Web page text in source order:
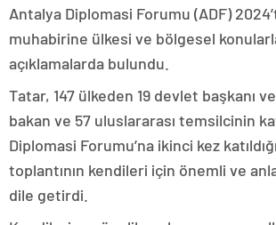
Antalya Diplomasi Forumu (ADF)
muhabirine ülkesi ve bölgesel
açıklamalarda bulundu.
Tatar, 147 ülkeden 19 devlet başkanı
bakan ve 57 uluslararası temsilcinin
Diplomasi Forumu’na ikinci kez
toplantının kendileri için önemli ve
dile getirdi.